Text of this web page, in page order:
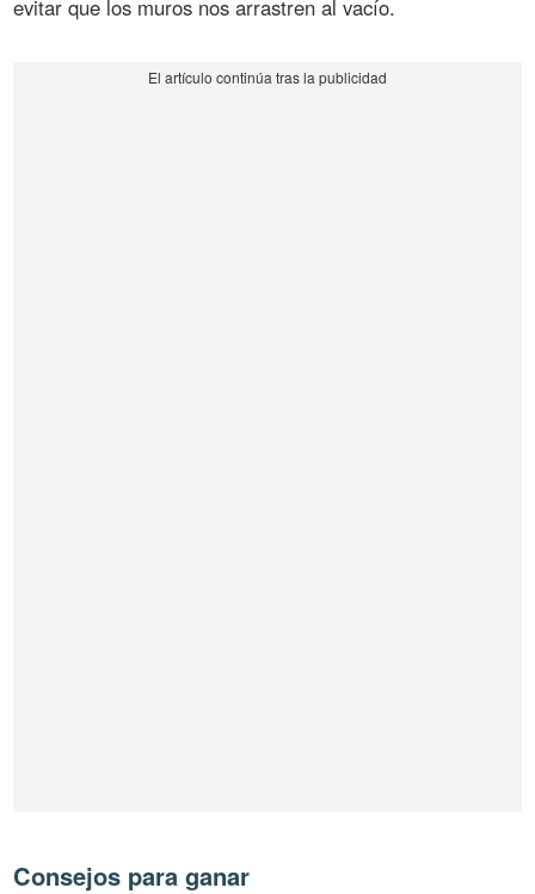
evitar que los muros nos arrastren al vacío.
Consejos para ganar